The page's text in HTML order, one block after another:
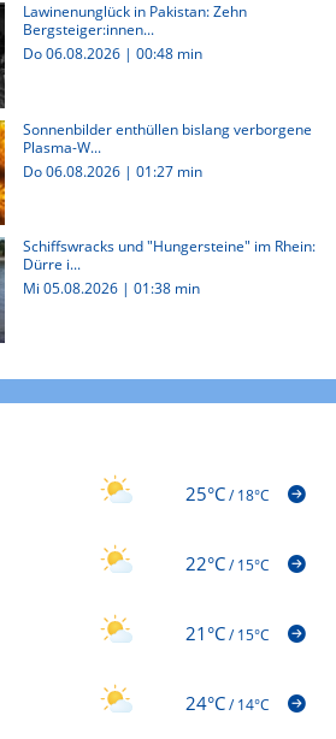
Lawinenunglück in Pakistan: Zehn
Bergsteiger:innen...
Do 06.08.2026 |00:48 min
Sonnenbilder enthüllen bislang verborgene
Plasma-W...
Do 06.08.2026 |01:27 min
Schiffswracks und "Hungersteine" im Rhein:
Dürre i...
Mi 05.08.2026 |01:38 min
25°C/18°C
22°C/15°C
21°C/15°C
24°C/14°C